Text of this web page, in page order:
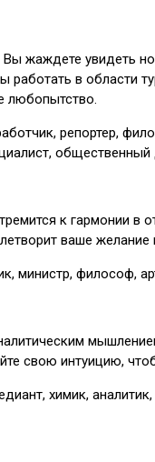
жаждете увидеть
работать в области
любопытство.
репортер,
общественный
к гармонии в
ваше
министр, философ,
свою интуицию,
химик,